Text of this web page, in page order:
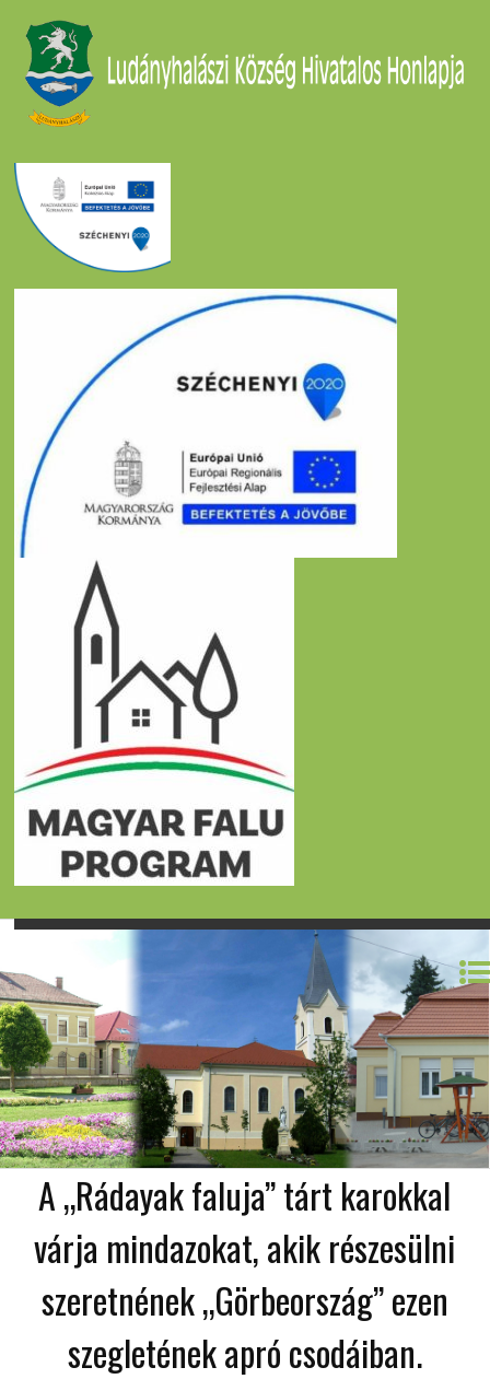
A „Rádayak faluja” tárt karokkal
várja mindazokat, akik részesülni
szeretnének „Görbeország” ezen
szegletének apró csodáiban.